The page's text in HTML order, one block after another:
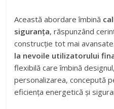
Această abordare îmbină
siguranța, răspunzând
construcție tot mai avansate.
la nevoile utilizatorului
flexibilă care îmbină
personalizarea, concepută
eficiența energetică și